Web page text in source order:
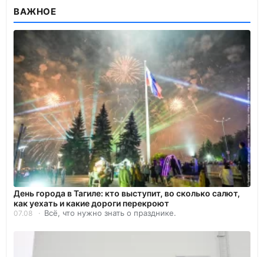
ВАЖНОЕ
День города в Тагиле: кто выступит, во сколько салют,
как уехать и какие дороги перекроют
07.08 Всё, что нужно знать о празднике.